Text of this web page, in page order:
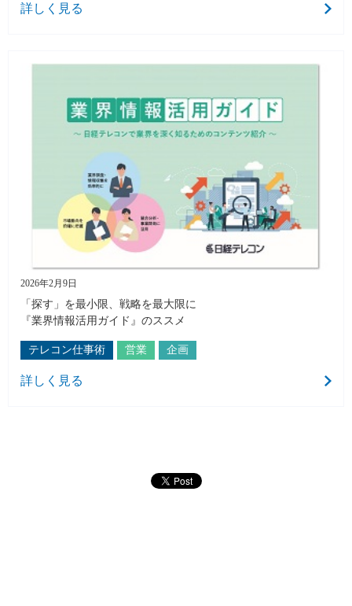
詳しく見る
2026年2月9日
「探す」を最小限、戦略を最大限に
『業界情報活用ガイド』のススメ
テレコン仕事術 営業 企画
詳しく見る